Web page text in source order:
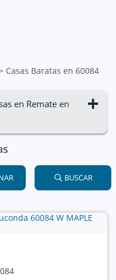
Casas Baratas en 60084
en Remate en
BUSCAR